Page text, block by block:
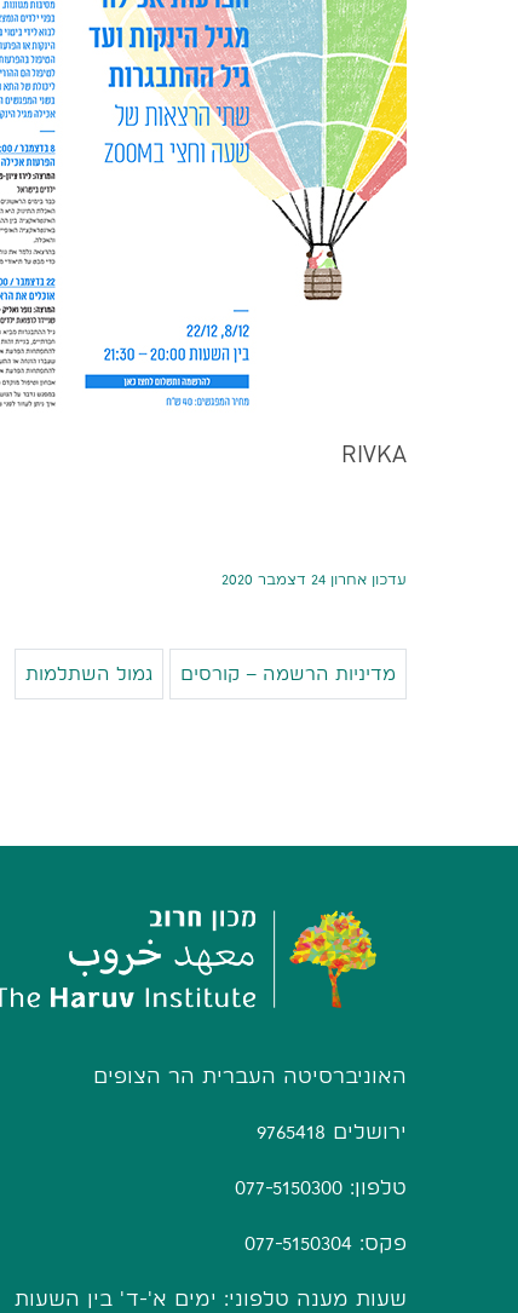
RIVKA
עדכון אחרון 24 דצמבר 2020
מדיניות הרשמה – קורסים גמול השתלמות
האוניברסיטה העברית הר הצופים
ירושלים 9765418
טלפון: 077-5150300
פקס: 077-5150304
שעות מענה טלפוני: ימים א'-ד' בין השעות